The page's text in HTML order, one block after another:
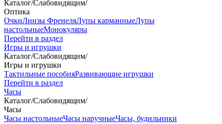
Каталог/Слабовидящим/
Оптика
ОчкиЛинзы ФренеляЛупы карманныеЛупы
настольныеМонокуляры
Перейти в раздел
Игры и игрушки
Каталог/Слабовидящим/
Игры и игрушки
Тактильные пособияРазвивающие игрушки
Перейти в раздел
Часы
Каталог/Слабовидящим/
Часы
Часы настольныеЧасы наручныеЧасы, будильники